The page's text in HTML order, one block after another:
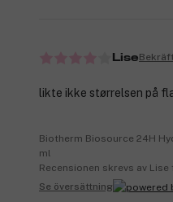
Lise
likte ikke størrelsen på
Biotherm Biosource 24H
ml
Recensionen skrevs av
Se översättning